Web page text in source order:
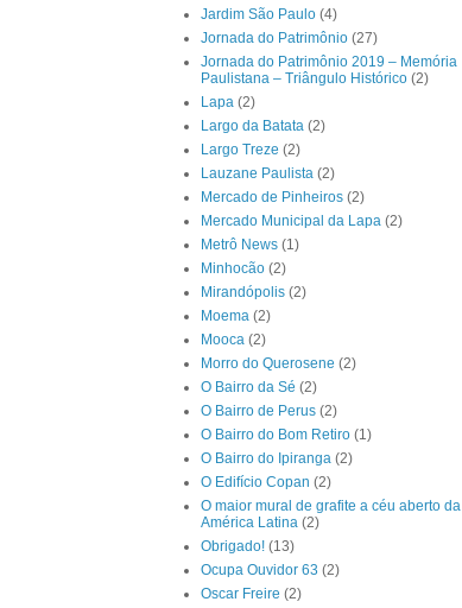
Jardim São Paulo (4)
Jornada do Patrimônio (27)
Jornada do Patrimônio 2019 – Memória
Paulistana – Triângulo Histórico (2)
Lapa (2)
Largo da Batata (2)
Largo Treze (2)
Lauzane Paulista (2)
Mercado de Pinheiros (2)
Mercado Municipal da Lapa (2)
Metrô News (1)
Minhocão (2)
Mirandópolis (2)
Moema (2)
Mooca (2)
Morro do Querosene (2)
O Bairro da Sé (2)
O Bairro de Perus (2)
O Bairro do Bom Retiro (1)
O Bairro do Ipiranga (2)
O Edifício Copan (2)
O maior mural de grafite a céu aberto da
América Latina (2)
Obrigado! (13)
Ocupa Ouvidor 63 (2)
Oscar Freire (2)